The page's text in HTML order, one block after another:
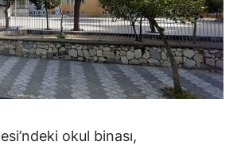
okul binası,